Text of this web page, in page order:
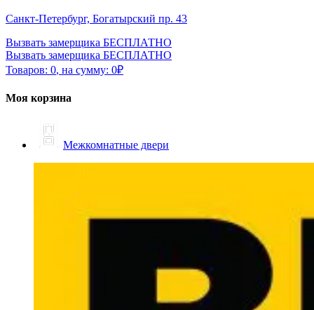
Санкт-Петербург, Богатырский пр. 43
Вызвать замерщика БЕСПЛАТНО
Вызвать замерщика БЕСПЛАТНО
Товаров: 0, на сумму: 0₽
Моя корзина
Межкомнатные двери